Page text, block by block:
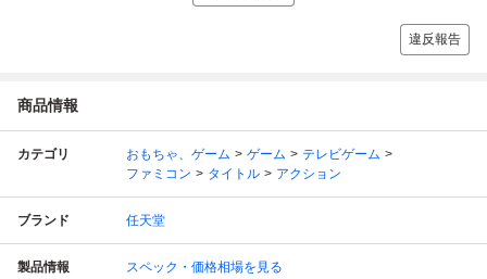
違反報告
商品情報
カテゴリ おもちゃ、ゲーム ゲーム
テレビゲーム
ファミコン
タイトル アクション
ブランド 任天堂
製品情報 スペック・価格相場を見る